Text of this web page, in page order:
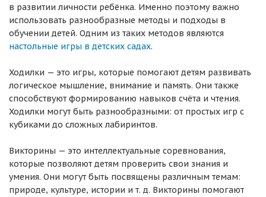
в развитии личности ребёнка. Именно поэтому важно
использовать разнообразные методы и подходы в
обучении детей. Одним из таких методов являются
настольные игры в детских садах.
Ходилки — это игры, которые помогают детям развивать
логическое мышление, внимание и память. Они также
способствуют формированию навыков счёта и чтения.
Ходилки могут быть разнообразными: от простых игр с
кубиками до сложных лабиринтов.
Викторины — это интеллектуальные соревнования,
которые позволяют детям проверить свои знания и
умения. Они могут быть посвящены различным темам:
природе, культуре, истории и т. д. Викторины помогают